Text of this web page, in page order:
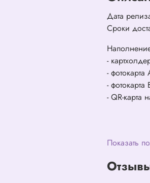
Дата
Сроки
-
- фотокарта
-
- QR-карта
Показать